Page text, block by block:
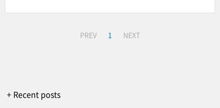
PREV 1 NEXT
+ Recent posts